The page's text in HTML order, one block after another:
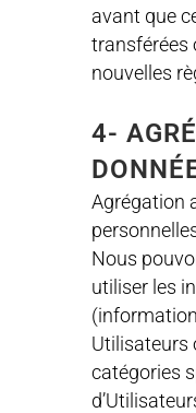
avant que
transférées
nouvelles
4-
Agrégation
Nous
utiliser les
Utilisateurs
catégories